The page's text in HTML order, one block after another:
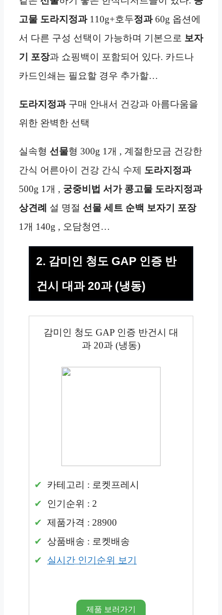
고물 도라지정과110g+호두정과60g 옵션에
서 다른 구성 선택이 가능하며 기본으로 보자
기 포장과 쇼핑백이 포함되어 있다. 카드나
카드인쇄는 필요할 경우 추가할…
도라지정과구매 안내서 건강과 아름다움을
위한 완벽한 선택
실속형 선물형 300g 1개 , 계절한모금 건강한
간식 어른아이 건강 간식 수제 도라지정과
500g 1개 , 궁중비법 서가 콩고물 도라지정과
상견례
설 명절 선물 세트 순백 보자기 포장
1개 140g , 오담청연…
2. 감미인 청도 GAP 인증 반
건시 대과 20과 (냉동)
감미인 청도 GAP 인증 반건시 대
과 20과 (냉동)
카테고리 : 로켓프레시
인기순위 : 2
제품가격 : 28900
상품배송 : 로켓배송
실시간 인기순위 보기
제품 보러가기